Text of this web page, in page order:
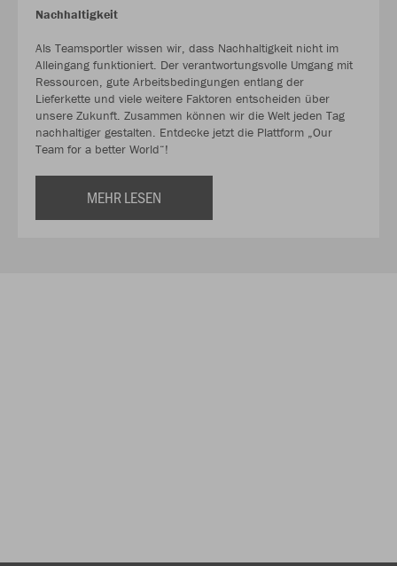
Nachhaltigkeit
Als Teamsportler wissen wir, dass Nachhaltigkeit nicht im
Alleingang funktioniert. Der verantwortungsvolle Umgang mit
Ressourcen, gute Arbeitsbedingungen entlang der
Lieferkette und viele weitere Faktoren entscheiden über
unsere Zukunft. Zusammen können wir die Welt jeden Tag
nachhaltiger gestalten. Entdecke jetzt die Plattform „Our
Team for a better World“!
MEHR LESEN